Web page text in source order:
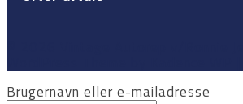
Brugernavn eller e-mailadresse